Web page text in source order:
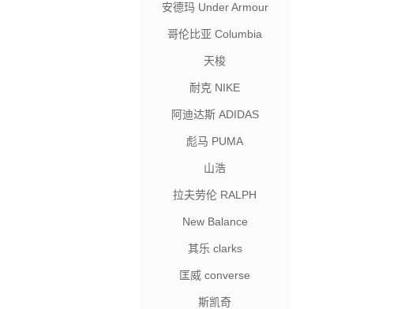
安德玛 Under Armour
哥伦比亚 Columbia
天梭
耐克 NIKE
阿迪达斯 ADIDAS
彪马 PUMA
山浩
拉夫劳伦 RALPH
New Balance
其乐 clarks
匡威 converse
斯凯奇